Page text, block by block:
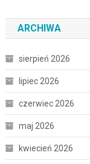
ARCHIWA
sierpień 2026
lipiec 2026
czerwiec 2026
maj 2026
kwiecień 2026